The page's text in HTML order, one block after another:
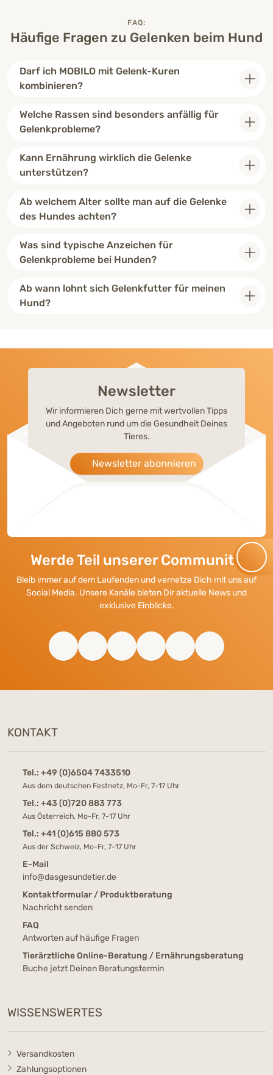
FAQ:
Häufige Fragen zu Gelenken beim Hund
Darf ich MOBILO mit Gelenk-Kuren
kombinieren?
Welche Rassen sind besonders anfällig für
Gelenkprobleme?
Kann Ernährung wirklich die Gelenke
unterstützen?
Ab welchem Alter sollte man auf die Gelenke
des Hundes achten?
Was sind typische Anzeichen für
Gelenkprobleme bei Hunden?
Ab wann lohnt sich Gelenkfutter für meinen
Hund?
Newsletter
Wir informieren Dich gerne mit wertvollen Tipps
und Angeboten rund um die Gesundheit Deines
Tieres.
Newsletter abonnieren
Werde Teil unserer Community
Bleib immer auf dem Laufenden und vernetze Dich mit uns auf
Social Media. Unsere Kanäle bieten Dir aktuelle News und
exklusive Einblicke.
KONTAKT
Tel.: +49 (0)6504 7433510
Aus dem deutschen Festnetz, Mo-Fr, 7-17 Uhr
Tel.: +43 (0)720 883 773
Aus Österreich, Mo-Fr, 7-17 Uhr
Tel.: +41 (0)615 880 573
Aus der Schweiz, Mo-Fr, 7-17 Uhr
E-Mail
info@dasgesundetier.de
Kontaktformular / Produktberatung
Nachricht senden
FAQ
Antworten auf häufige Fragen
Tierärztliche Online-Beratung / Ernährungsberatung
Buche jetzt Deinen Beratungstermin
WISSENSWERTES
Versandkosten
Zahlungsoptionen